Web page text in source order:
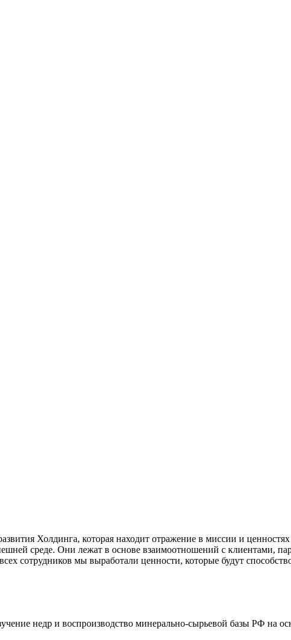
Холдинга, которая находит отражение в миссии и
среде. Они лежат в основе взаимоотношений с клиентами,
сотрудников мы выработали ценности, которые будут
недр и воспроизводство минерально-сырьевой базы РФ на